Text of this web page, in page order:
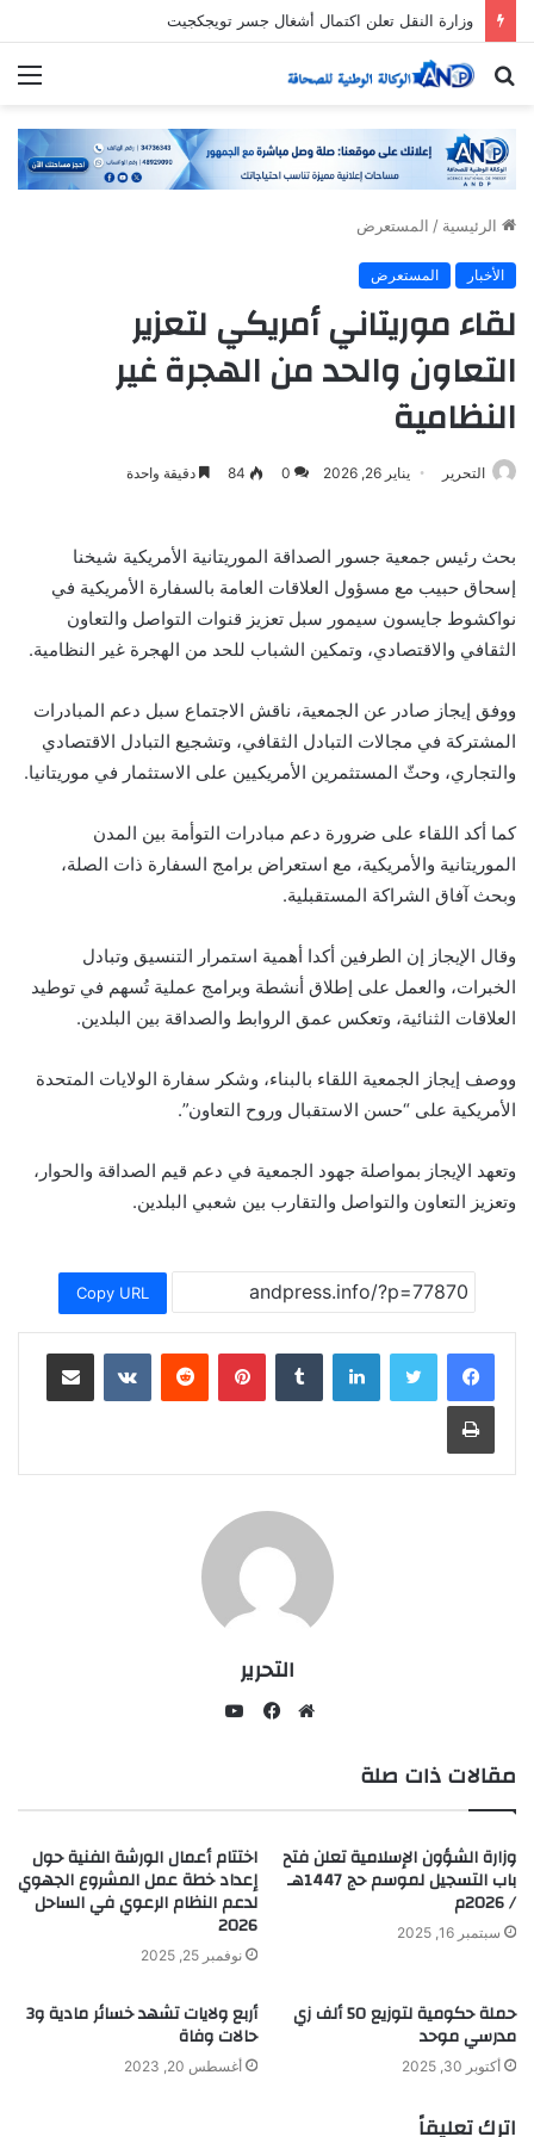
وزارة النقل تعلن اكتمال أشغال جسر تويجكجيت
بحث
الرئيسية / المستعرض
الأخبار المستعرض
لقاء موريتاني أمريكي لتعزير
التعاون والحد من الهجرة غير
النظامية
التحرير يناير 26, 2026 0
84 دقيقة واحدة
بحث رئيس جمعية جسور الصداقة الموريتانية الأمريكية شيخنا
إسحاق حبيب مع مسؤول العلاقات العامة بالسفارة الأمريكية في
نواكشوط جايسون سيمور سبل تعزيز قنوات التواصل والتعاون
الثقافي والاقتصادي، وتمكين الشباب للحد من الهجرة غير النظامية.
ووفق إيجاز صادر عن الجمعية، ناقش الاجتماع سبل دعم المبادرات
المشتركة في مجالات التبادل الثقافي، وتشجيع التبادل الاقتصادي
والتجاري، وحثّ المستثمرين الأمريكيين على الاستثمار في موريتانيا.
كما أكد اللقاء على ضرورة دعم مبادرات التوأمة بين المدن
الموريتانية والأمريكية، مع استعراض برامج السفارة ذات الصلة،
وبحث آفاق الشراكة المستقبلية.
وقال الإيجاز إن الطرفين أكدا أهمية استمرار التنسيق وتبادل
الخبرات، والعمل على إطلاق أنشطة وبرامج عملية تُسهم في توطيد
العلاقات الثنائية، وتعكس عمق الروابط والصداقة بين البلدين.
ووصف إيجاز الجمعية اللقاء بالبناء، وشكر سفارة الولايات المتحدة
الأمريكية على “حسن الاستقبال وروح التعاون”.
وتعهد الإيجاز بمواصلة جهود الجمعية في دعم قيم الصداقة والحوار،
وتعزيز التعاون والتواصل والتقارب بين شعبي البلدين.
Copy URL
لينكدإن بينتيريست مشاركة عبر البريد
طباعة
التحرير
مقالات ذات صلة
وزارة الشؤون الإسلامية تعلن فتح
باب التسجيل لموسم حج 1447هـ
/ 2026م
سبتمبر 16, 2025
اختتام أعمال الورشة الفنية حول
إعداد خطة عمل المشروع الجهوي
لدعم النظام الرعوي في الساحل
2026
نوفمبر 25, 2025
حملة حكومية لتوزيع 50 ألف زي
مدرسي موحد
أكتوبر 30, 2025
أربع ولايات تشهد خسائر مادية و3
حالات وفاة
أغسطس 20, 2023
اترك تعليقاً